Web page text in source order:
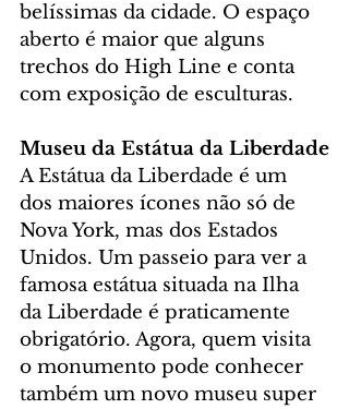
belíssimas da cidade. O espaço
aberto é maior que alguns
trechos do High Line e conta
com exposição de esculturas.
Museu da Estátua da Liberdade
A Estátua da Liberdade é um
dos maiores ícones não só de
Nova York, mas dos Estados
Unidos. Um passeio para ver a
famosa estátua situada na Ilha
da Liberdade é praticamente
obrigatório. Agora, quem visita
o monumento pode conhecer
também um novo museu super